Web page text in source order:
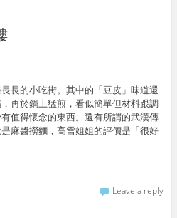
長的小吃街。其中的「豆皮」味道還
再於鍋上猛煎，看似簡單但材料跟調
值得懷念的東西。還有所謂的武漢傳
麻醬撈麵，高雪姐姐的評價是「很好
Leave a reply